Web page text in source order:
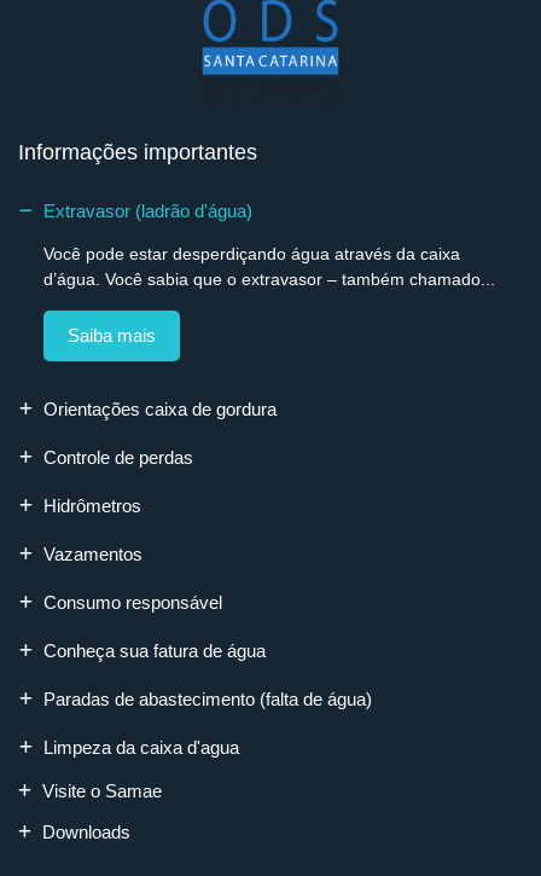
Informações importantes
Extravasor (ladrão d'água)
Você pode estar desperdiçando água através da caixa
d’água. Você sabia que o extravasor – também chamado...
Saiba mais
Orientações caixa de gordura
Controle de perdas
Hidrômetros
Vazamentos
Consumo responsável
Conheça sua fatura de água
Paradas de abastecimento (falta de água)
Limpeza da caixa d'agua
Visite o Samae
Downloads